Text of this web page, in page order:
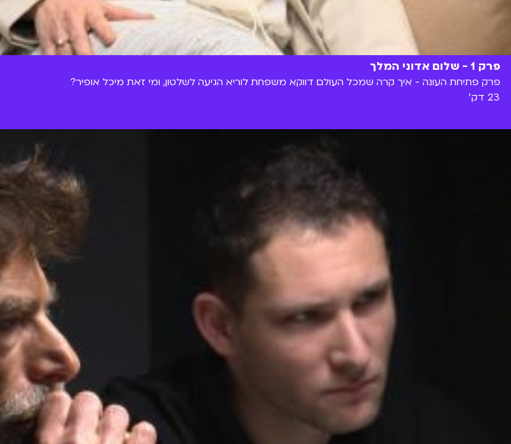
פרק 1 - שלום אדוני המלך
פרק פתיחת העונה - איך קרה שמכל העולם דווקא משפחת לוריא הגיעה לשלטון, ומי זאת מיכל אופיר?
23 דק'